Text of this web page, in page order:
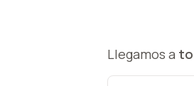
Llegamos a